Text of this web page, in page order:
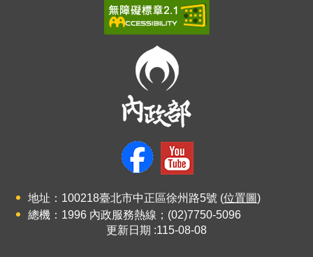
地址：100218臺北市中正區徐州路5號 (位置圖)
總機：1996 內政服務熱線；(02)7750-5096
更新日期
115-08-08